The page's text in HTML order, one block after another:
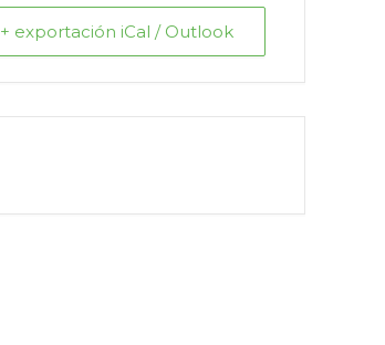
+ exportación iCal / Outlook